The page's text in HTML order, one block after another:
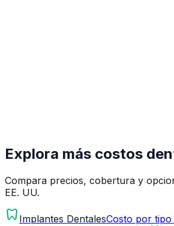
Explora más costos
Compara precios, cobertura y
EE. UU.
dentistry Implantes DentalesCosto por tipo